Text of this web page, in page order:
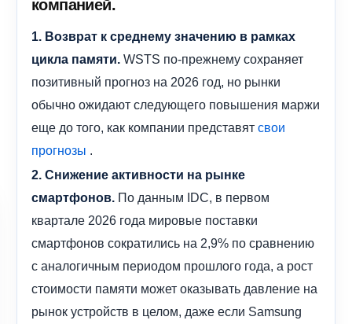
компанией.
1. Возврат к среднему значению в рамках
цикла памяти. WSTS по-прежнему сохраняет
позитивный прогноз на 2026 год, но рынки
обычно ожидают следующего повышения маржи
еще до того, как компании представят свои
прогнозы
2. Снижение активности на рынке
смартфонов. По данным IDC, в первом
квартале 2026 года мировые поставки
смартфонов сократились на 2,9% по сравнению
с аналогичным периодом прошлого года, а рост
стоимости памяти может оказывать давление на
рынок устройств в целом, даже если Samsung